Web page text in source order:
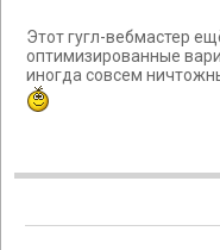
Этот гугл-вебмастер
оптимизированные
иногда совсем